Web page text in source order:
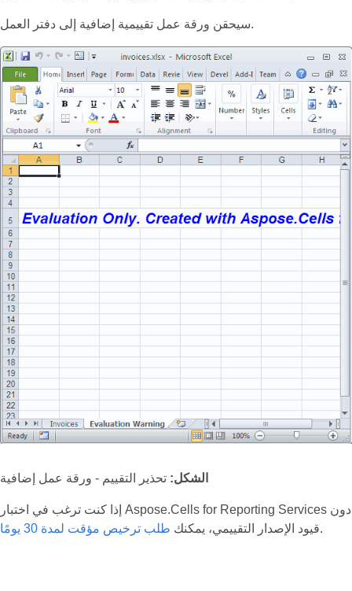
سيحقن ورقة عمل تقييمية إضافية إلى دفتر العمل.
الشكل: تحذير التقييم - ورقة عمل إضافية
إذا كنت ترغب في اختبار Aspose.Cells for Reporting Services دون
قيود الإصدار التقييمي، يمكنك طلب ترخيص مؤقت لمدة 30 يومًا .